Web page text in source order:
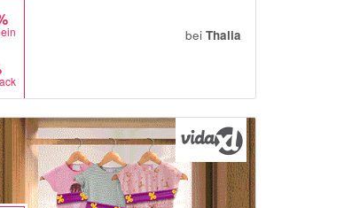
bei Thalia